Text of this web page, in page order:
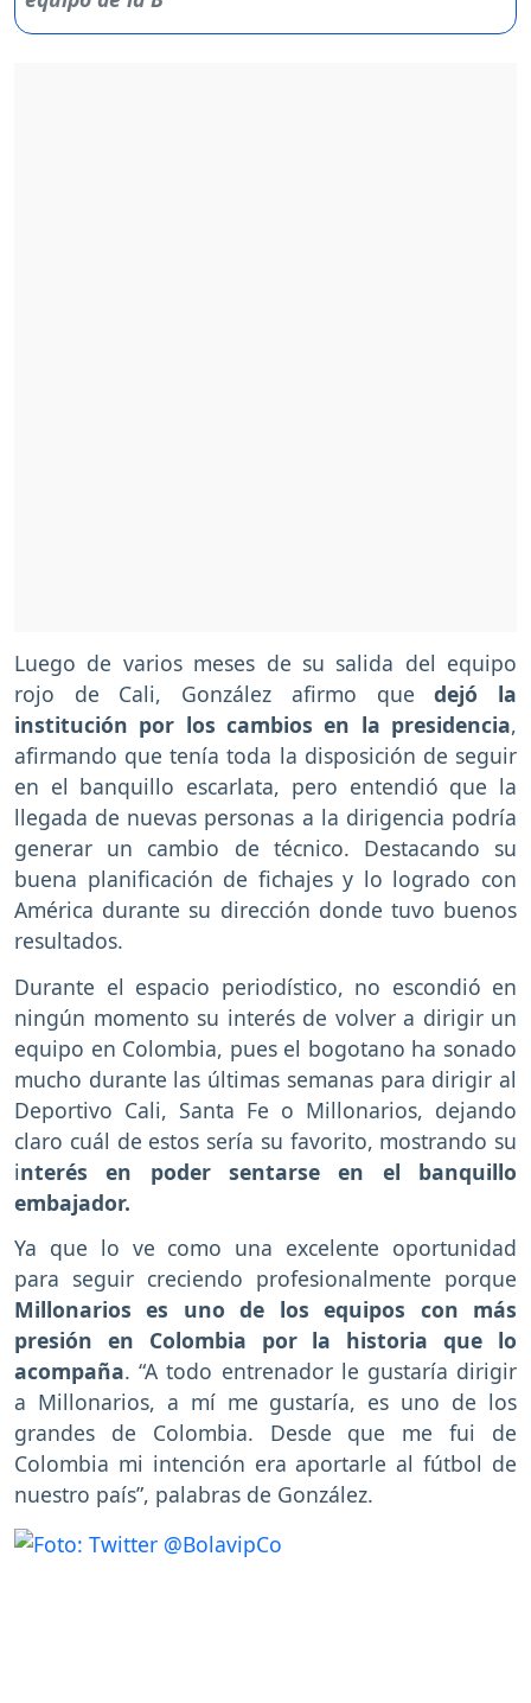
Luego de varios meses de su salida del equipo
rojo de Cali, González afirmo quedejó la
institución por los cambios en la presidencia,
afirmando que tenía toda la disposición de seguir
en el banquillo escarlata, pero entendió que la
llegada de nuevas personas a la dirigencia podría
generar un cambio de técnico. Destacando su
buena planificación de fichajes y lo logrado con
América durante su dirección donde tuvo buenos
resultados.
Durante el espacio periodístico, no escondió en
ningún momento su interés de volver a dirigir un
equipo en Colombia, pues el bogotano ha sonado
mucho durante las últimas semanas para dirigir al
Deportivo Cali, Santa Fe o Millonarios, dejando
claro cuál de estos sería su favorito, mostrando su
interés en poder sentarse en el banquillo
embajador.
Ya que lo ve como una excelente oportunidad
para seguir creciendo profesionalmente porque
Millonarios es uno de los equipos con más
presión en Colombia por la historia que lo
acompaña. “A todo entrenador le gustaría dirigir
a Millonarios, a mí me gustaría, es uno de los
grandes de Colombia. Desde que me fui de
Colombia mi intención era aportarle al fútbol de
nuestro país”, palabras de González.